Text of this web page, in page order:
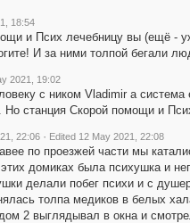
18:54
и Псих лечебницу вы (ещё -
И за ними толпой бегали
2021, 19:02
с ником Vladimir а
Но станция Скорой помощи и
22:06 · Edited 12 May 2021, 22:08
по проезжей части мы
этих домиках была психушка и
делали побег психи и с
толпа медиков в белых
2 выглядывал в окна и